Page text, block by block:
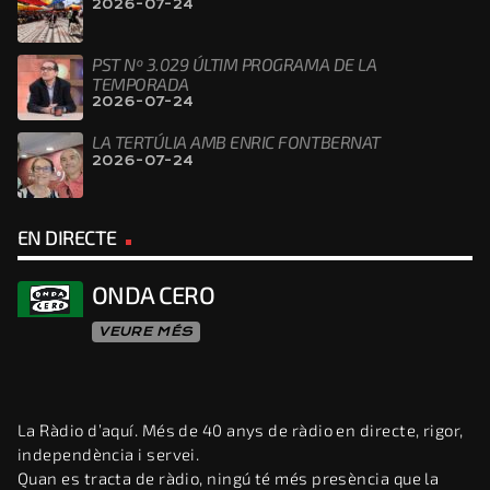
2026-07-24
PST Nº 3.029 ÚLTIM PROGRAMA DE LA
TEMPORADA
2026-07-24
LA TERTÚLIA AMB ENRIC FONTBERNAT
2026-07-24
EN DIRECTE
ONDA CERO
VEURE MÉS
La Ràdio d’aquí. Més de 40 anys de ràdio en directe, rigor,
independència i servei.
Quan es tracta de ràdio, ningú té més presència que la